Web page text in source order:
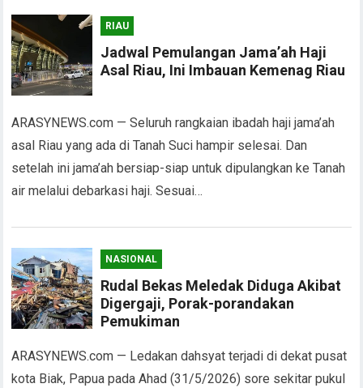
RIAU
Jadwal Pemulangan Jama’ah Haji
Asal Riau, Ini Imbauan Kemenag Riau
ARASYNEWS.com — Seluruh rangkaian ibadah haji jama’ah
asal Riau yang ada di Tanah Suci hampir selesai. Dan
setelah ini jama’ah bersiap-siap untuk dipulangkan ke Tanah
air melalui debarkasi haji. Sesuai…
NASIONAL
Rudal Bekas Meledak Diduga Akibat
Digergaji, Porak-porandakan
Pemukiman
ARASYNEWS.com — Ledakan dahsyat terjadi di dekat pusat
kota Biak, Papua pada Ahad (31/5/2026) sore sekitar pukul